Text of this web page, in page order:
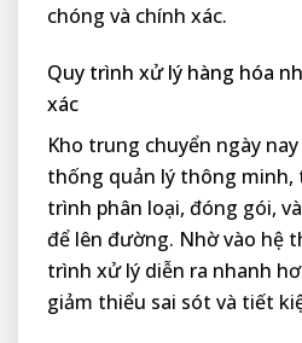
chóng và chính xác.
Quy trình xử lý hàng hóa
xác
Kho trung chuyển ngày
thống quản lý thông minh,
trình phân loại, đóng gói,
để lên đường. Nhờ vào hệ
trình xử lý diễn ra nhanh
giảm thiểu sai sót và tiết